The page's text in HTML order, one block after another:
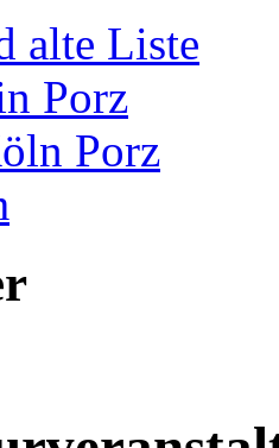
alte Liste
Porz
Porz